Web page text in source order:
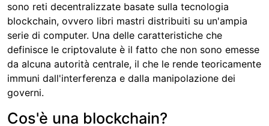
sono reti decentralizzate basate sulla tecnologia
blockchain, ovvero libri mastri distribuiti su un'ampia
serie di computer. Una delle caratteristiche che
definisce le criptovalute è il fatto che non sono emesse
da alcuna autorità centrale, il che le rende teoricamente
immuni dall'interferenza e dalla manipolazione dei
governi.
Cos'è una blockchain?